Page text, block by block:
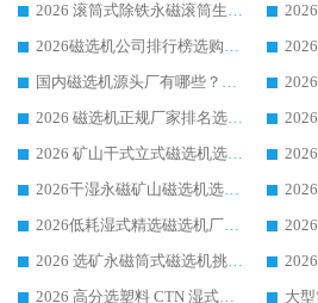
2026 滚筒式除铁永磁滚筒生产厂家推荐排名|行业口碑选购指南，领域强者源头厂商精选
2026磁选机公司排行榜选购指南|正规源头厂家推荐，领域强者高性价比靠谱信赖品牌
国内磁选机源头厂有哪些？2026 综合实力排名与采购避坑技巧
2026 磁选机正规厂家排名选购指南|行业口碑信赖品牌推荐性价比高靠谱磁电企业
2026 矿山干式立式磁选机选型攻略 梳理深耕磁电装备多年靠谱生产厂商
2026干湿永磁矿山磁选机选型攻略 优质生产厂家排名 选矿领域高口碑品牌推荐指南
2026低耗湿式精​选磁选机厂家怎么选?湿式精选磁选机供应商，行业认可度较高生产厂家华体会手机网页版-华体会(中国) 全面解析
2026 选矿永磁筒式磁选机挑选干货：华体会手机网页版-华体会(中国) 源头厂，绿色高效实力出众
2026 高分选塑料 CTN 湿式顺流磁选机选购指南，靠谱源头厂家华体会手机网页版-华体会(中国) 详解